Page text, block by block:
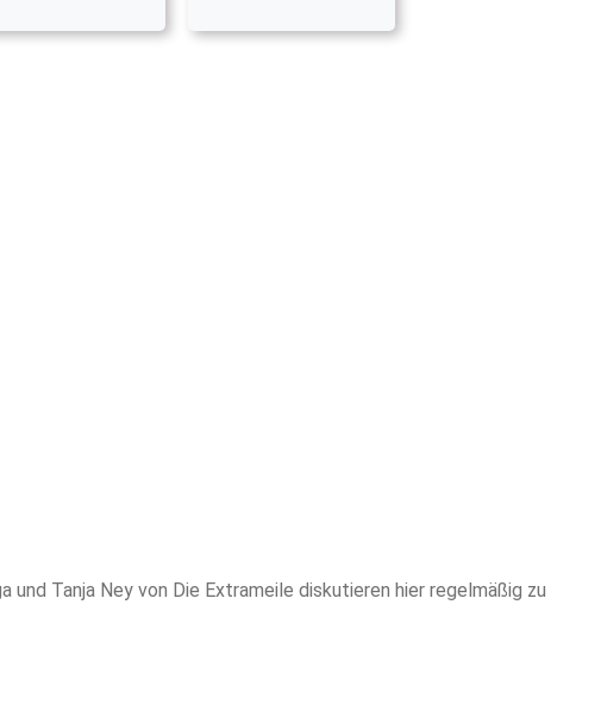
Tanja Ney von Die Extrameile diskutieren hier regelmäßig zu